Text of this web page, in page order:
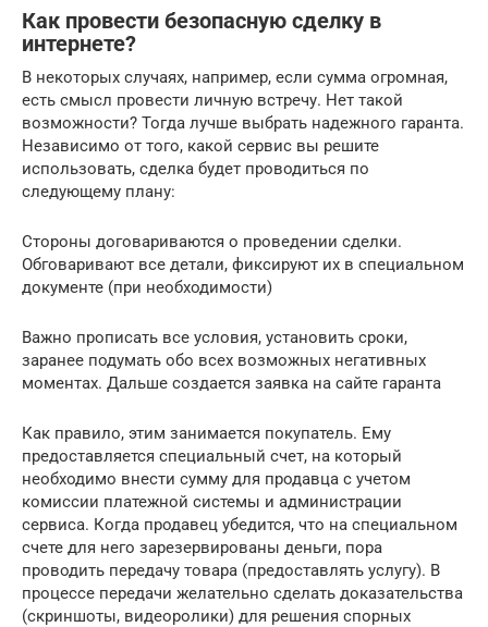
Как провести безопасную сделку в
интернете?
В некоторых случаях, например, если сумма огромная,
есть смысл провести личную встречу. Нет такой
возможности? Тогда лучше выбрать надежного гаранта.
Независимо от того, какой сервис вы решите
использовать, сделка будет проводиться по
следующему плану:
Стороны договариваются о проведении сделки.
Обговаривают все детали, фиксируют их в специальном
документе (при необходимости)
Важно прописать все условия, установить сроки,
заранее подумать обо всех возможных негативных
моментах. Дальше создается заявка на сайте гаранта
Как правило, этим занимается покупатель. Ему
предоставляется специальный счет, на который
необходимо внести сумму для продавца с учетом
комиссии платежной системы и администрации
сервиса. Когда продавец убедится, что на специальном
счете для него зарезервированы деньги, пора
проводить передачу товара (предоставлять услугу). В
процессе передачи желательно сделать доказательства
(скриншоты, видеоролики) для решения спорных